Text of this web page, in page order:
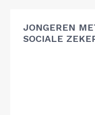
JONGEREN
SOCIALE